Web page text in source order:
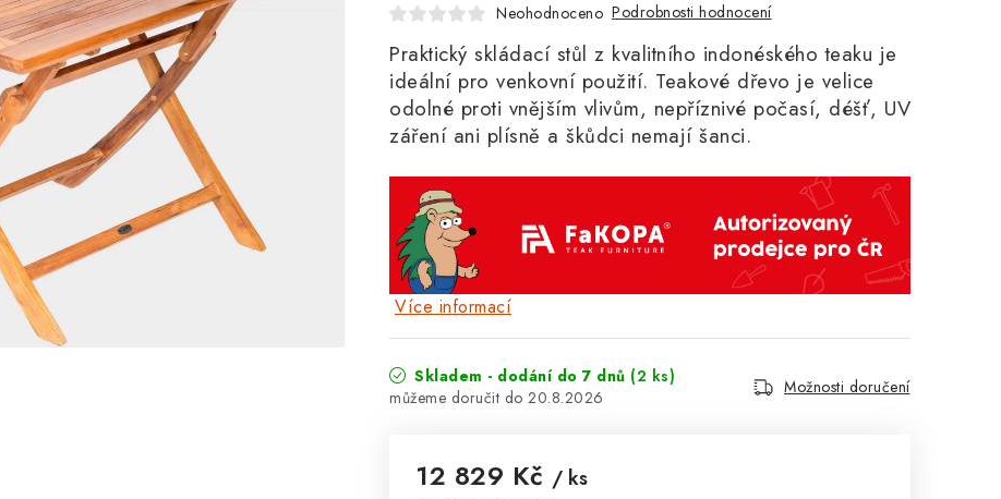
Neohodnoceno Podrobnosti hodnocení
Praktický skládací stůl z kvalitního indonéského teaku je
ideální pro venkovní použití. Teakové dřevo je velice
odolné proti vnějším vlivům, nepříznivé počasí, déšť, UV
záření ani plísně a škůdci nemají šanci.
Více informací
Skladem - dodání do 7 dnů (2 ks)
20.8.2026
Možnosti doručení
12 829 Kč / ks